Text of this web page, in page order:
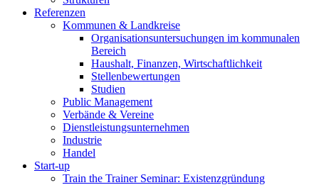
Referenzen
Kommunen & Landkreise
Organisationsuntersuchungen im kommunalen
Bereich
Haushalt, Finanzen, Wirtschaftlichkeit
Stellenbewertungen
Studien
Public Management
Verbände & Vereine
Dienstleistungsunternehmen
Industrie
Handel
Start-up
Train the Trainer Seminar: Existenzgründung